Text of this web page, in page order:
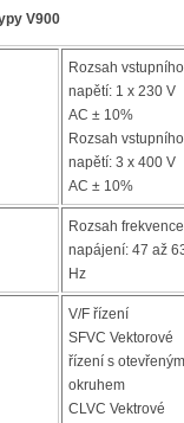
V900
Rozsah vstupního
napětí: 1 x 230 V
AC ± 10%
Rozsah vstupního
napětí: 3 x 400 V
AC ± 10%
Rozsah frekvence
napájení: 47 až
Hz
V/F řízení
SFVC Vektorové
řízení s otevřeným
okruhem
CLVC Vektrové